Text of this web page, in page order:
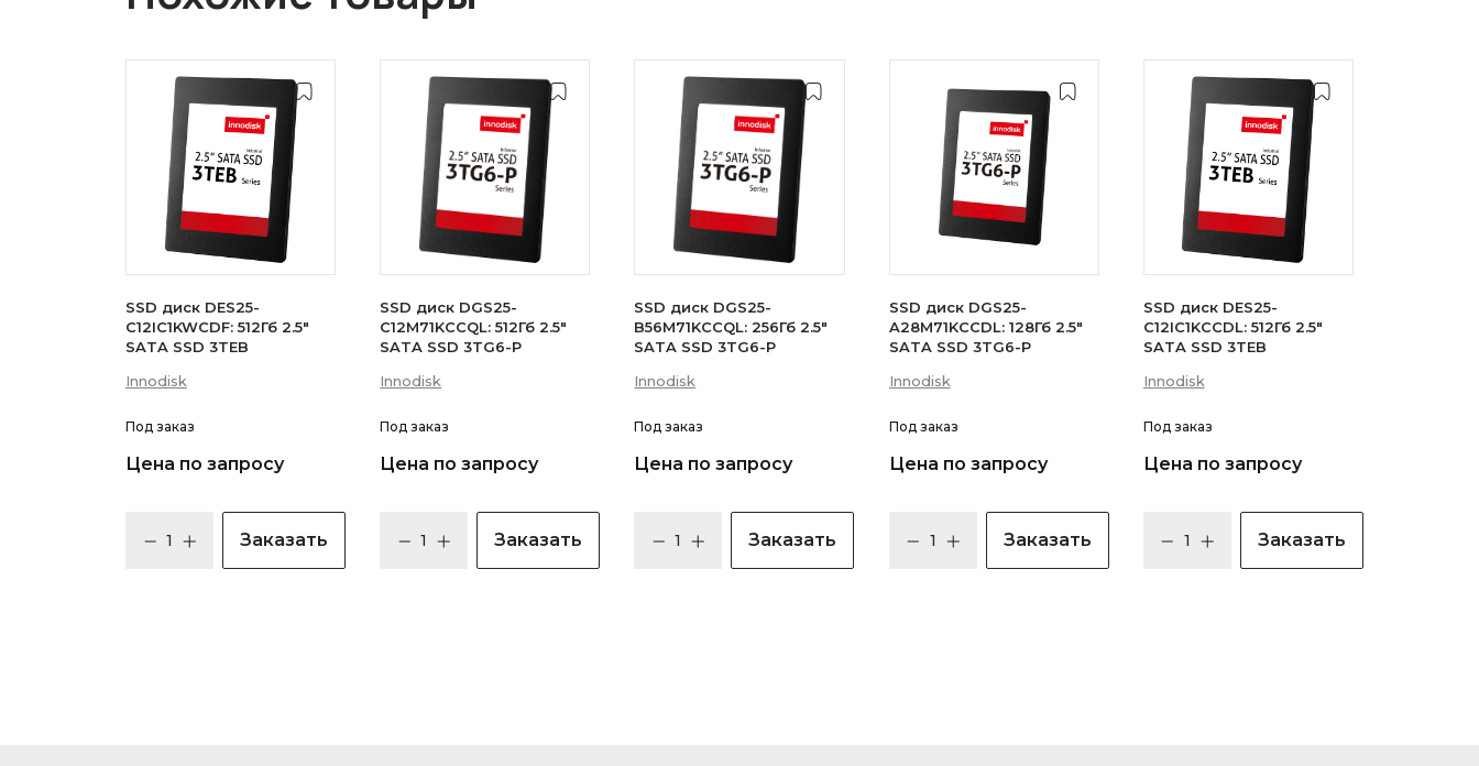
SSD диск DES25-
C12IC1KWCDF: 512Гб 2.5"
SATA SSD 3TEB
Innodisk
Под заказ
Цена по запросу
Заказать
SSD диск DGS25-
C12M71KCCQL: 512Гб 2.5"
SATA SSD 3TG6-P
Innodisk
Под заказ
Цена по запросу
Заказать
SSD диск DGS25-
B56M71KCCQL: 256Гб 2.5"
SATA SSD 3TG6-P
Innodisk
Под заказ
Цена по запросу
Заказать
SSD диск DGS25-
A28M71KCCDL: 128Гб 2.5"
SATA SSD 3TG6-P
Innodisk
Под заказ
Цена по запросу
Заказать
SSD диск DES25-
C12IC1KCCDL: 512Гб 2.5"
SATA SSD 3TEB
Innodisk
Под заказ
Цена по запросу
Заказать